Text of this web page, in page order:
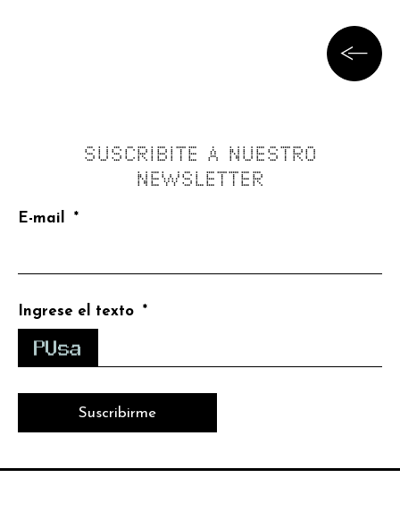
SUSCRIBITE A NUESTRO
NEWSLETTER
E-mail
Ingrese el texto
Suscribirme